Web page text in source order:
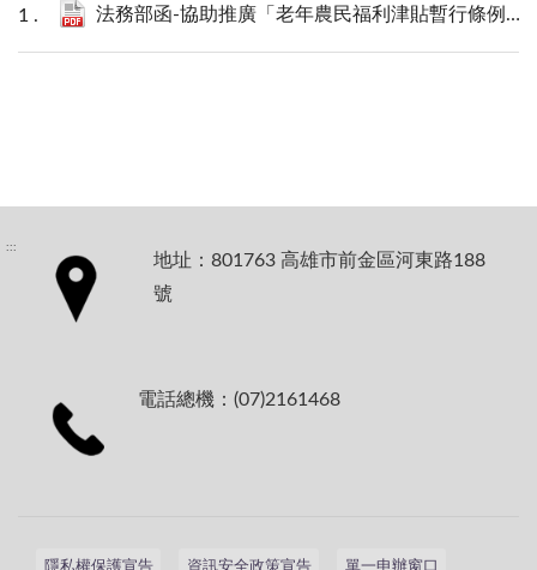
法務部函-協助推廣「老年農民福利津貼暫行條例修正草案」政策電子圖文說明資料事.pdf
:::
地址：801763 高雄市前金區河東路188
號
電話總機：(07)2161468
隱私權保護宣告 資訊安全政策宣告 單一申辦窗口